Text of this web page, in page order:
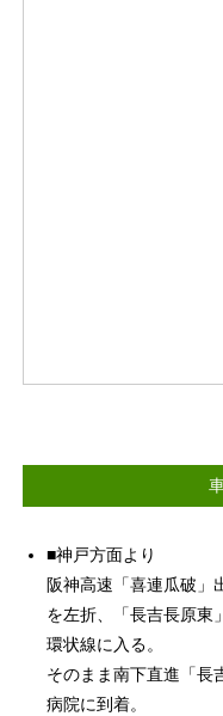
■神戸方面より
阪神高速「喜連瓜破」
を左折、「長吉長原東
環状線に入る。
そのまま南下直進「長
病院に到着。